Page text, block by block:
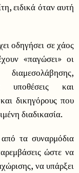
ειδικά όταν αυτή
οδηγήσει σε χάος
«παγώσει» οι
υποθέσεις και
δικηγόρους που
διαδικασία.
τα συναρμόδια
ώστε να
να υπάρξει